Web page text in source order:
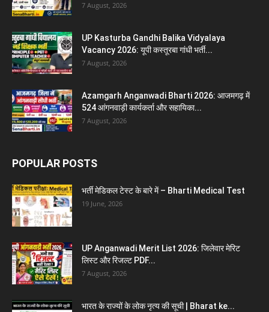
7 August, 2026
UP Kasturba Gandhi Balika Vidyalaya
Vacancy 2026: यूपी कस्तूरबा गांधी भर्ती...
7 August, 2026
Azamgarh Anganwadi Bharti 2026: आजमगढ़ में
524 आंगनवाड़ी कार्यकर्ता और सहायिका...
7 August, 2026
POPULAR POSTS
भर्ती मेडिकल टेस्ट के बारे में – Bharti Medical Test
19 June, 2026
UP Anganwadi Merit List 2026: जिलेवार मेरिट
लिस्ट और रिजल्ट PDF...
7 August, 2026
भारत के राज्यों के लोक नृत्य की सूची | Bharat ke...